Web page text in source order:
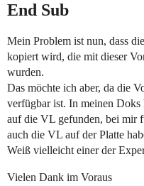
End Sub
Mein Problem ist nun, dass
kopiert wird, die mit dieser
wurden.
Das möchte ich aber, da die
verfügbar ist. In meinen
auf die VL gefunden, bei mir
auch die VL auf der Platte
Weiß vielleicht einer der
Vielen Dank im Voraus